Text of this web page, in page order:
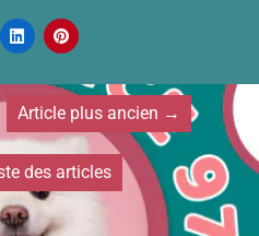
 
Article plus ancien →
des articles